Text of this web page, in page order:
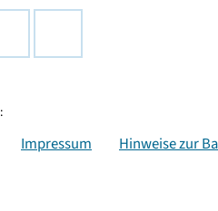
Impressum Hinweise zur